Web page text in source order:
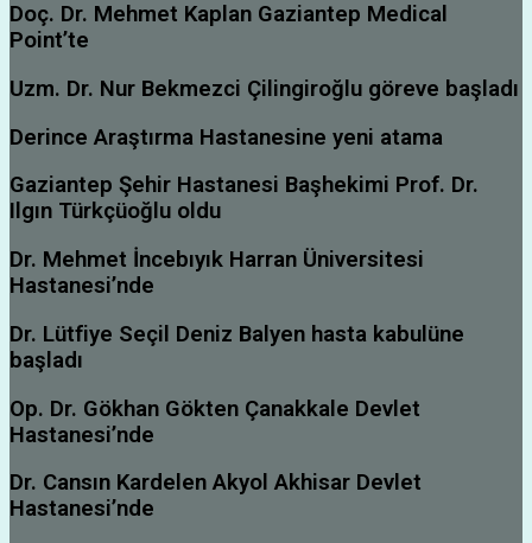
Doç. Dr. Mehmet Kaplan Gaziantep Medical
Point’te
Uzm. Dr. Nur Bekmezci Çilingiroğlu göreve başladı
Derince Araştırma Hastanesine yeni atama
Gaziantep Şehir Hastanesi Başhekimi Prof. Dr.
Ilgın Türkçüoğlu oldu
Dr. Mehmet İncebıyık Harran Üniversitesi
Hastanesi’nde
Dr. Lütfiye Seçil Deniz Balyen hasta kabulüne
başladı
Op. Dr. Gökhan Gökten Çanakkale Devlet
Hastanesi’nde
Dr. Cansın Kardelen Akyol Akhisar Devlet
Hastanesi’nde